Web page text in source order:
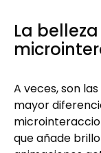
La
A veces, son
mayor
que añade